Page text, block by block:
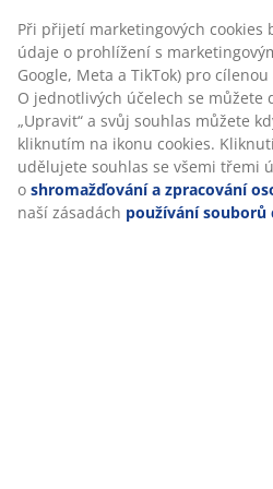
Specifikace
Hodnocení
(26)
Při přijetí marketingových cookies
údaje o prohlížení s
Google, Meta a TikTok) pro
O jednotlivých účelech se můžete
„Upravit“ a svůj souhlas můžete
kliknutím na ikonu cookies.
udělujete souhlas se všemi třemi
o shromažďování a zpracování
naší zásadách používání souborů